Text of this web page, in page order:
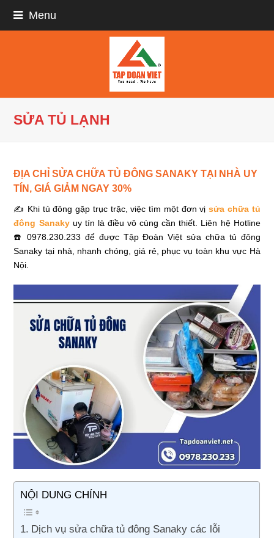
Menu
SỬA TỦ LẠNH
ĐỊA CHỈ SỬA CHỮA TỦ ĐÔNG SANAKY TẠI NHÀ UY
TÍN, GIÁ GIẢM NGAY 30%
✍ Khi tủ đông gặp trục trặc, việc tìm một đơn vịsửa chữa tủ
đông Sanakyuy tín là điều vô cùng cần thiết. Liên hệ Hotline
☎️ 0978.230.233 để được Tập Đoàn Việt sửa chữa tủ đông
Sanaky tại nhà, nhanh chóng, giá rẻ, phục vụ toàn khu vực Hà
Nội.
NỘI DUNG CHÍNH
Dịch vụ sửa chữa tủ đông Sanaky các lỗi